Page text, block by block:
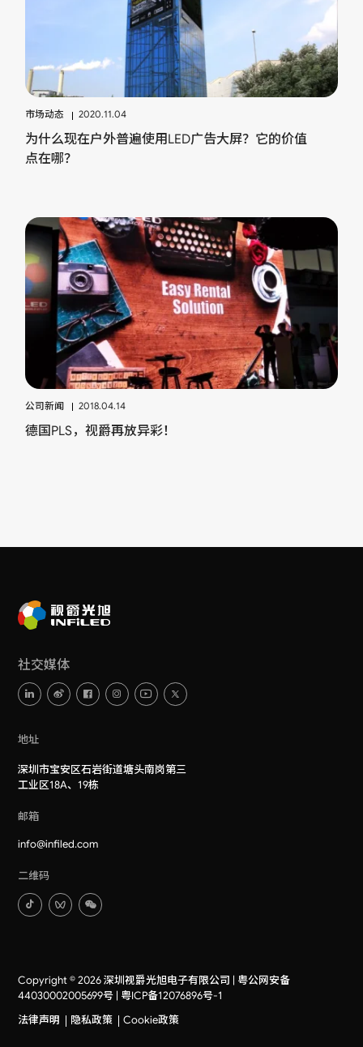
市场动态 2020.11.04
为什么现在户外普遍使用LED广告大屏？它的价值
点在哪？
公司新闻 2018.04.14
德国PLS，视爵再放异彩！
社交媒体
地址
深圳市宝安区石岩街道塘头南岗第三
工业区18A、19栋
邮箱
info@infiled.com
二维码
Copyright © 2026 深圳视爵光旭电子有限公司 | 粤公网安备
44030002005699号 | 粤ICP备12076896号-1
法律声明
隐私政策 Cookie政策